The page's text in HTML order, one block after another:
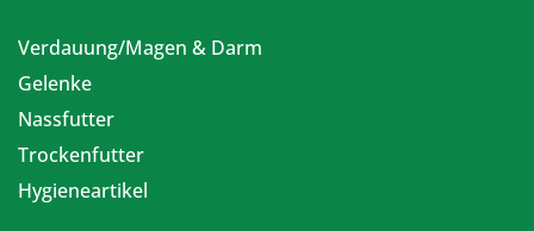
Verdauung/Magen & Darm
Gelenke
Nassfutter
Trockenfutter
Hygieneartikel